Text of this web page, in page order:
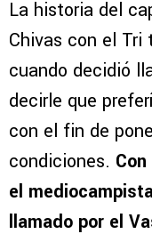
La historia del
Chivas con el
cuando decidió
decirle que
con el fin de
condiciones.
el
llamado por el